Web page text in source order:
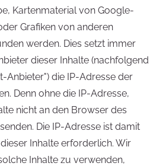
Kartenmaterial von Google-
Grafiken von anderen
werden. Dies setzt immer
dieser Inhalte (nachfolgend
Anbieter") die IP-Adresse der
Denn ohne die IP-Adresse,
nicht an den Browser des
Die IP-Adresse ist damit
Inhalte erforderlich. Wir
Inhalte zu verwenden,